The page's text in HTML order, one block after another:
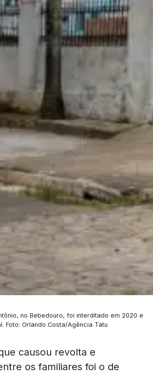
no Bebedouro, foi interditado em 2020 e
Foto: Orlando Costa/Agência Tatu
causou revolta e
os familiares foi o de